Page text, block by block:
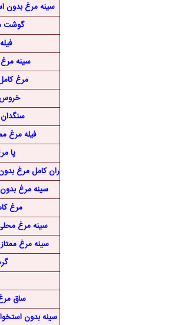
سینه مرغ بدون
گوشت مرغ ۱
سینه
مرغ کامل - 2.3
خروس
فیله مرغ ممتاز
پا
ران کامل مرغ بدون
سینه مرغ
مرغ کامل ۲
سینه مرغ
سینه مرغ ممتاز ۱ کیلوگرم با
ساق
سینه بدون استخوان